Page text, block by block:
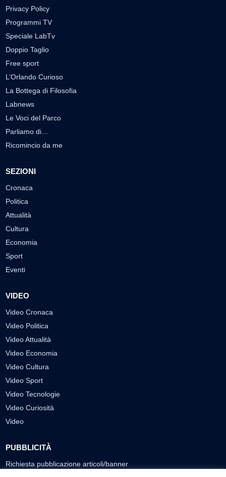
Privacy Policy
Programmi TV
Speciale LabTv
Doppio Taglio
Free sport
L’Orlando Curioso
La Bottega di Filosofia
Labnews
Le Voci del Parco
Parliamo di…
Ricomincio da me
SEZIONI
Cronaca
Politica
Attualità
Cultura
Economia
Sport
Eventi
VIDEO
Video Cronaca
Video Politica
Video Attualità
Video Economia
Video Cultura
Video Sport
Video Tecnologie
Video Curiosità
Video
PUBBLICITÀ
Richiesta pubblicazione articoli/banner